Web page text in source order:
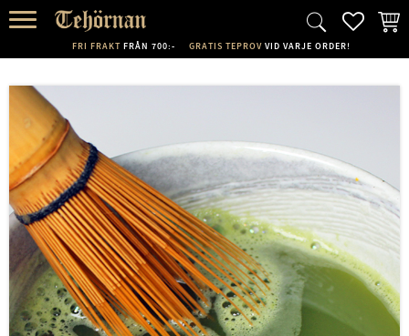
FRI FRAKT FRÅN 700:- GRATIS TEPROV VID VARJE ORDER!